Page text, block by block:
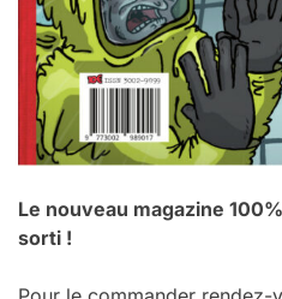
Le nouveau magazine
sorti !